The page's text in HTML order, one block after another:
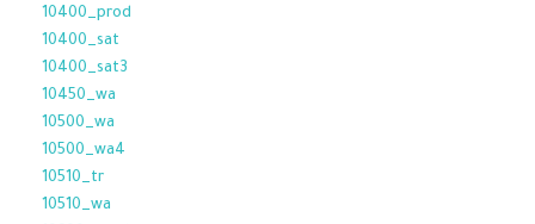
10400_prod
10400_sat
10400_sat3
10450_wa
10500_wa
10500_wa4
10510_tr
10510_wa